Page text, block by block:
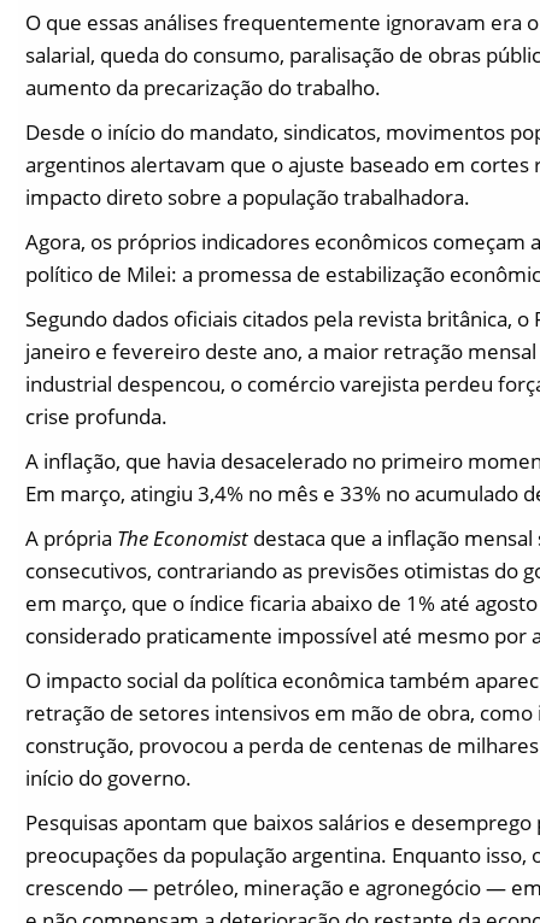
O que essas análises frequentemente ignoravam era
salarial, queda do consumo, paralisação de obras
aumento da precarização do trabalho.
Desde o início do mandato, sindicatos, movimentos
argentinos alertavam que o ajuste baseado em cortes
impacto direto sobre a população trabalhadora.
Agora, os próprios indicadores econômicos começam
político de Milei: a promessa de estabilização
Segundo dados oficiais citados pela revista britânica,
janeiro e fevereiro deste ano, a maior retração
industrial despencou, o comércio varejista perdeu
crise profunda.
A inflação, que havia desacelerado no primeiro
Em março, atingiu 3,4% no mês e 33% no acumulado
A própria The Economist destaca que a inflação
consecutivos, contrariando as previsões otimistas do
em março, que o índice ficaria abaixo de 1% até
considerado praticamente impossível até mesmo por
O impacto social da política econômica também
retração de setores intensivos em mão de obra,
construção, provocou a perda de centenas de
início do governo.
Pesquisas apontam que baixos salários e
preocupações da população argentina. Enquanto
crescendo — petróleo, mineração e agronegócio —